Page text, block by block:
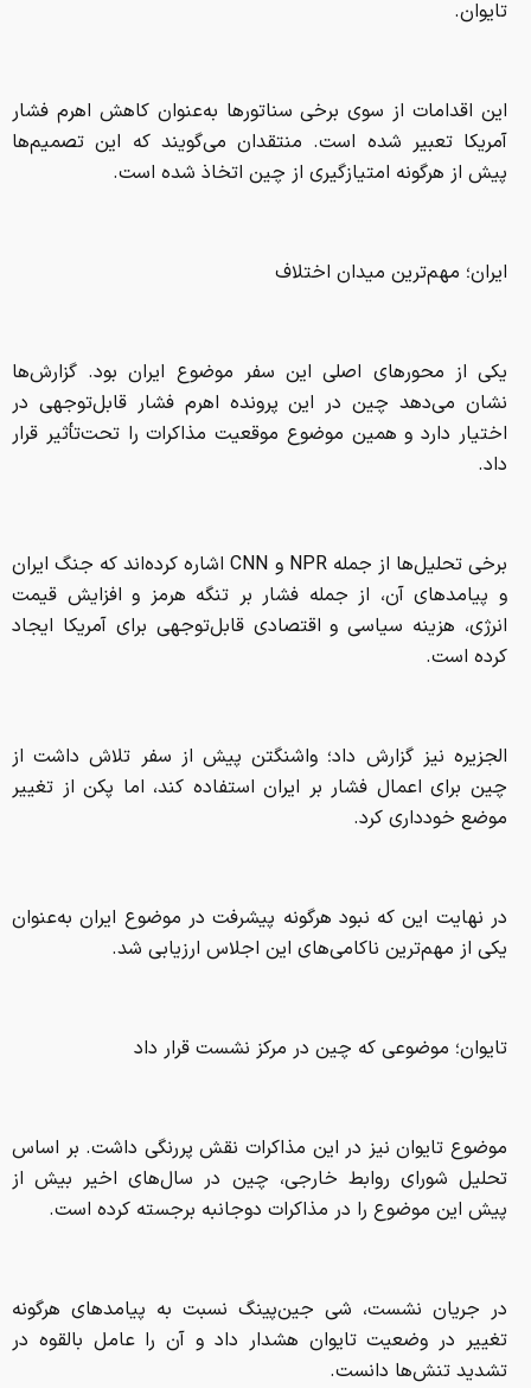
تایوان.
این اقدامات از سوی برخی سناتورها به‌عنوان کاهش اهرم فشار
آمریکا تعبیر شده است. منتقدان می‌گویند که این تصمیم‌ها
پیش از هرگونه امتیازگیری از چین اتخاذ شده است.
ایران؛ مهم‌ترین میدان اختلاف
یکی از محورهای اصلی این سفر موضوع ایران بود. گزارش‌ها
نشان می‌دهد چین در این پرونده اهرم فشار قابل‌توجهی در
اختیار دارد و همین موضوع موقعیت مذاکرات را تحت‌تأثیر قرار
داد.
برخی تحلیل‌ها از جمله NPR و CNN اشاره کرده‌اند که جنگ ایران
و پیامدهای آن، از جمله فشار بر تنگه هرمز و افزایش قیمت
انرژی، هزینه سیاسی و اقتصادی قابل‌توجهی برای آمریکا ایجاد
کرده است.
الجزیره نیز گزارش داد؛ واشنگتن پیش از سفر تلاش داشت از
چین برای اعمال فشار بر ایران استفاده کند، اما پکن از تغییر
موضع خودداری کرد.
در نهایت این که نبود هرگونه پیشرفت در موضوع ایران به‌عنوان
یکی از مهم‌ترین ناکامی‌های این اجلاس ارزیابی شد.
تایوان؛ موضوعی که چین در مرکز نشست قرار داد
موضوع تایوان نیز در این مذاکرات نقش پررنگی داشت. بر اساس
تحلیل شورای روابط خارجی، چین در سال‌های اخیر بیش از
پیش این موضوع را در مذاکرات دوجانبه برجسته کرده است.
در جریان نشست، شی جین‌پینگ نسبت به پیامدهای هرگونه
تغییر در وضعیت تایوان هشدار داد و آن را عامل بالقوه در
تشدید تنش‌ها دانست.